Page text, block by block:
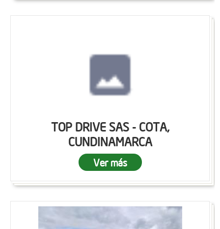
TOP DRIVE SAS - COTA,
CUNDINAMARCA
Ver más